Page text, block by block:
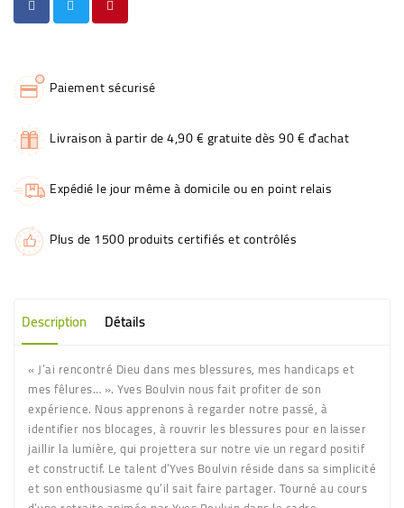
Paiement sécurisé
Livraison à partir de 4,90 € gratuite dès 90 € d'achat
Expédié le jour même à domicile ou en point relais
Plus de 1500 produits certifiés et contrôlés
Description Détails
« J’ai rencontré Dieu dans mes blessures, mes handicaps et
mes fêlures… ». Yves Boulvin nous fait profiter de son
expérience. Nous apprenons à regarder notre passé, à
identifier nos blocages, à rouvrir les blessures pour en laisser
jaillir la lumière, qui projettera sur notre vie un regard positif
et constructif. Le talent d’Yves Boulvin réside dans sa simplicité
et son enthousiasme qu’il sait faire partager. Tourné au cours